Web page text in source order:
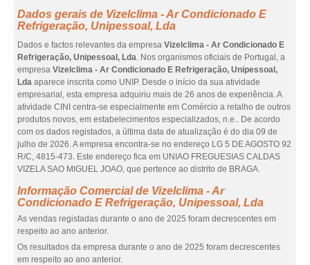
Dados gerais de Vizelclima - Ar Condicionado E
Refrigeração, Unipessoal, Lda
Dados e factos relevantes da empresa Vizelclima - Ar Condicionado E
Refrigeração, Unipessoal, Lda. Nos organismos oficiais de Portugal, a
empresa Vizelclima - Ar Condicionado E Refrigeração, Unipessoal,
Lda aparece inscrita como UNIP. Desde o início da sua atividade
empresarial, esta empresa adquiriu mais de 26 anos de experiência. A
atividade CINI centra-se especialmente em Comércio a retalho de outros
produtos novos, em estabelecimentos especializados, n.e.. De acordo
com os dados registados, a última data de atualização é do dia 09 de
julho de 2026. A empresa encontra-se no endereço LG 5 DE AGOSTO 92
R/C, 4815-473. Este endereço fica em UNIAO FREGUESIAS CALDAS
VIZELA SAO MIGUEL JOAO, que pertence ao distrito de BRAGA.
Informação Comercial de Vizelclima - Ar
Condicionado E Refrigeração, Unipessoal, Lda
As vendas registadas durante o ano de 2025 foram decrescentes em
respeito ao ano anterior.
Os resultados da empresa durante o ano de 2025 foram decrescentes
em respeito ao ano anterior.